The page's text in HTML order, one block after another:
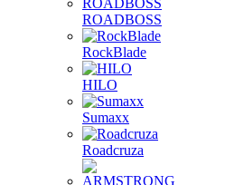
ROADBOSS
RockBlade
HILO
Sumaxx
Roadcruza